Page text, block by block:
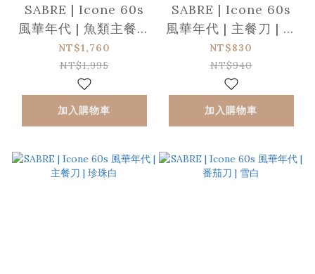
SABRE | Icone 60s
風華年代 | 魚類主餐刀
叉組 | 雪白
NT$1,760
NT$1,995
加入購物車
SABRE | Icone 60s
風華年代 | 主餐刀 | 雪
白
NT$830
NT$940
加入購物車